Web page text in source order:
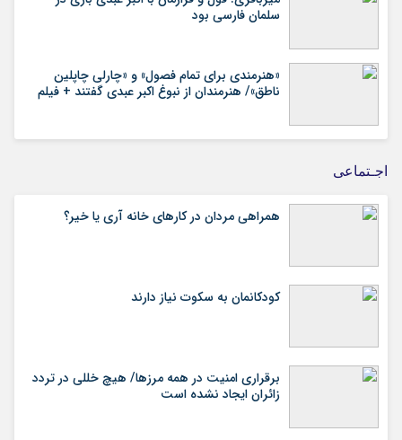
سلمان فارسی بود
«هنرمندی برای تمام فصول» و «چارلی چاپلین
ناطق»/ هنرمندان از نبوغ اکبر عبدی گفتند + فیلم
اجـتماعی
همراهی مردان در کارهای خانه آری یا خیر؟
کودکانمان به سکوت نیاز دارند
برقراری امنیت در همه مرزها/ هیچ‌ خللی در تردد
زائران ایجاد نشده است